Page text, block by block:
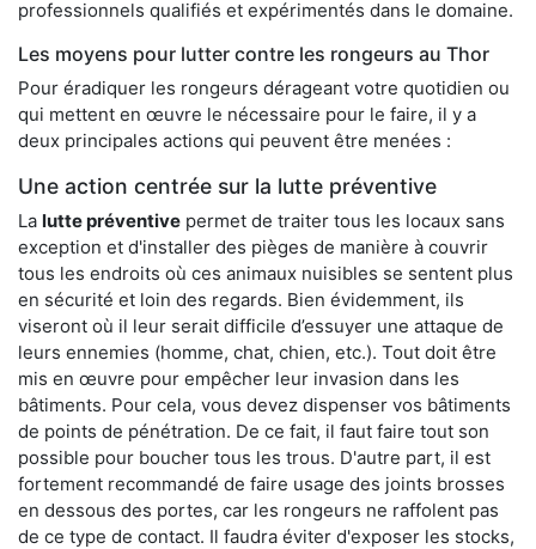
professionnels qualifiés et expérimentés dans le domaine.
Les moyens pour lutter contre les rongeurs au Thor
Pour éradiquer les rongeurs dérageant votre quotidien ou
qui mettent en œuvre le nécessaire pour le faire, il y a
deux principales actions qui peuvent être menées :
Une action centrée sur la lutte préventive
La lutte préventive permet de traiter tous les locaux sans
exception et d'installer des pièges de manière à couvrir
tous les endroits où ces animaux nuisibles se sentent plus
en sécurité et loin des regards. Bien évidemment, ils
viseront où il leur serait difficile d’essuyer une attaque de
leurs ennemies (homme, chat, chien, etc.). Tout doit être
mis en œuvre pour empêcher leur invasion dans les
bâtiments. Pour cela, vous devez dispenser vos bâtiments
de points de pénétration. De ce fait, il faut faire tout son
possible pour boucher tous les trous. D'autre part, il est
fortement recommandé de faire usage des joints brosses
en dessous des portes, car les rongeurs ne raffolent pas
de ce type de contact. Il faudra éviter d'exposer les stocks,